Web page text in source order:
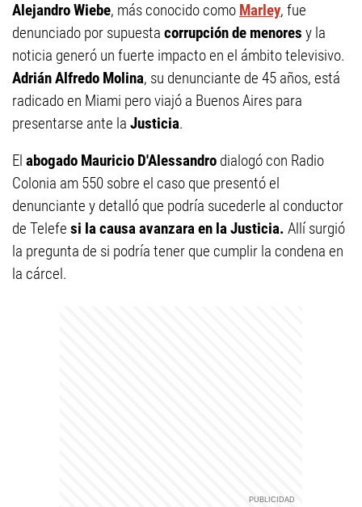
Alejandro Wiebe, más conocido como Marley, fue
denunciado por supuesta corrupción de menores y la
noticia generó un fuerte impacto en el ámbito televisivo.
Adrián Alfredo Molina, su denunciante de 45 años, está
radicado en Miami pero viajó a Buenos Aires para
presentarse ante la Justicia.
El abogado Mauricio D'Alessandro dialogó con Radio
Colonia am 550 sobre el caso que presentó el
denunciante y detalló que podría sucederle al conductor
de Telefe si la causa avanzara en la Justicia. Allí surgió
la pregunta de si podría tener que cumplir la condena en
la cárcel.